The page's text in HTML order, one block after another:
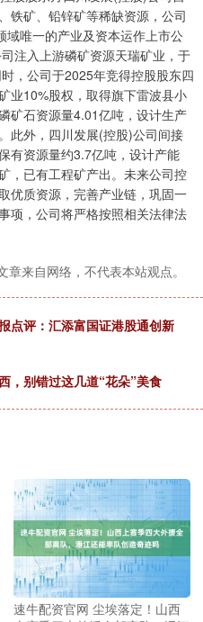
铁矿、铅锌矿等稀缺资源，公司
域唯一的产业及资本运作上市公
注入上游磷矿资源天瑞矿业，于
，公司于2025年竞得控股股东四
业10%股权，取得旗下雷波县小
矿石资源量4.01亿吨，设计生产
此外，四川发展(控股)公司间接
有资源量约3.7亿吨，设计产能
，已有工程矿产出。未来公司控
优质资源，完善产业链，巩固一
项，公司将严格按照相关法律法
章来自网络，不代表本站观点。
点评：汇添富国证港股通创新
，别错过这几道“花朵”美食
速牛配资官网 尘埃落定！山西